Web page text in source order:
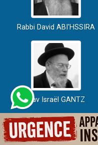
Rabbi David ABI'HSSIRA
Rav Israël GANTZ